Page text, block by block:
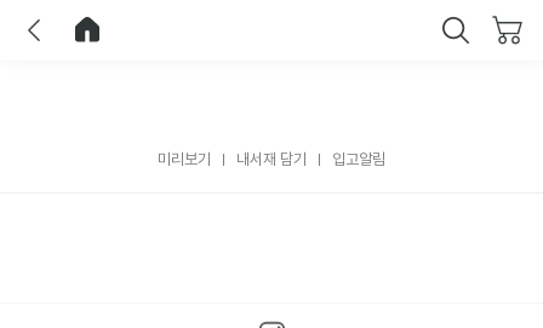
미리보기 내서재 담기 입고알림